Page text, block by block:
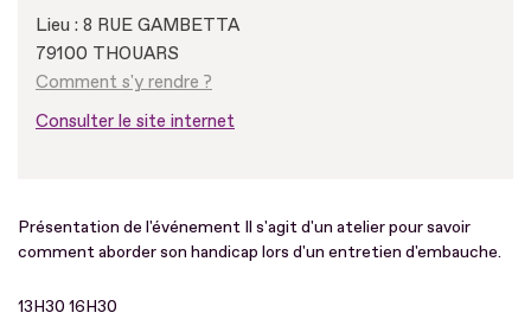
Lieu : 8 RUE GAMBETTA
79100 THOUARS
Comment s'y rendre ?
Consulter le site internet
Présentation de l'événement Il s'agit d'un atelier pour savoir
comment aborder son handicap lors d'un entretien d'embauche.
13H30 16H30